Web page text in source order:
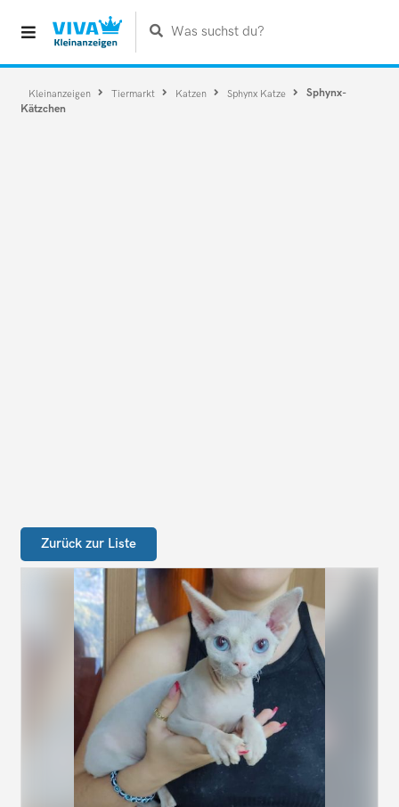
Was suchst du?
Kleinanzeigen Tiermarkt Katzen Sphynx Katze
Sphynx-
Kätzchen
Zurück zur Liste